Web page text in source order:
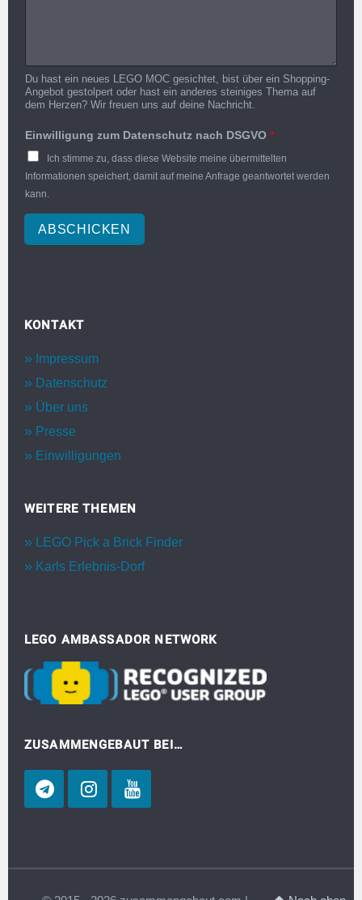
Du hast ein neues LEGO MOC gesichtet, bist über ein Shopping-
Angebot gestolpert oder hast ein anderes steiniges Thema auf
dem Herzen? Wir freuen uns auf deine Nachricht.
Einwilligung zum Datenschutz nach DSGVO *
Ich stimme zu, dass diese Website meine übermittelten
Informationen speichert, damit auf meine Anfrage geantwortet werden
kann.
ABSCHICKEN
KONTAKT
Impressum
Datenschutz
Über uns
Presse
Einwilligungen
WEITERE THEMEN
LEGO Pick a Brick Finder
Karls Erlebnis-Dorf
LEGO AMBASSADOR NETWORK
ZUSAMMENGEBAUT BEI…